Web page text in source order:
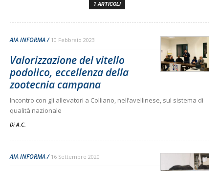
1 ARTICOLI
AIA INFORMA 10 Febbraio 2023
Valorizzazione del vitello
podolico, eccellenza della
zootecnia campana
Incontro con gli allevatori a Colliano, nell’avellinese, sul sistema di
qualità nazionale
DiA.C.
AIA INFORMA 16 Settembre 2020